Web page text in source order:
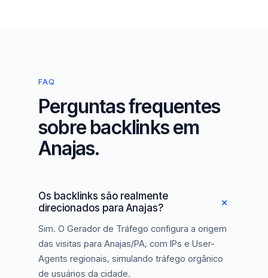
FAQ
Perguntas frequentes
sobre backlinks em
Anajas.
Os backlinks são realmente
direcionados para Anajas?
Sim. O Gerador de Tráfego configura a origem
das visitas para Anajas/PA, com IPs e User-
Agents regionais, simulando tráfego orgânico
de usuários da cidade.